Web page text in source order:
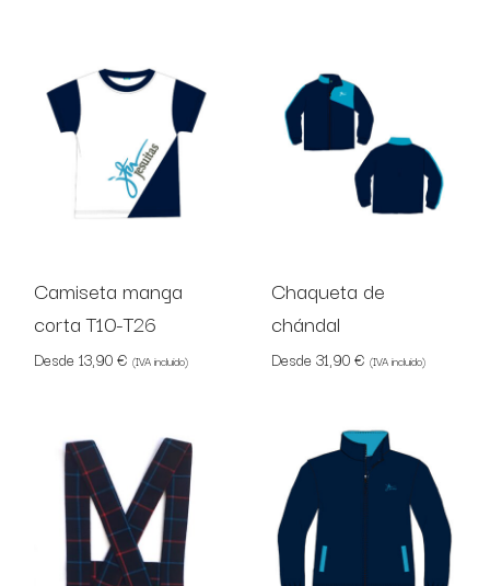
Camiseta manga
corta T10-T26
Desde 13,90€ (IVA incluido)
Chaqueta de
chándal
Desde 31,90€ (IVA incluido)